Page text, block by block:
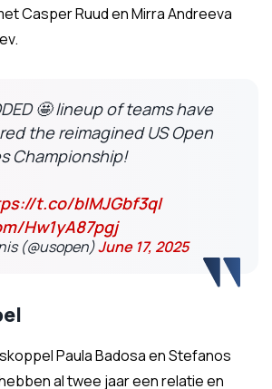
Casper Ruud en Mirra Andreeva
🤩 lineup of teams have
the reimagined US Open
Championship!
t.co/bIMJGbf3qI
Hw1yA87pgj
(@usopen)June 17, 2025
Paula Badosa en Stefanos
al twee jaar een relatie en